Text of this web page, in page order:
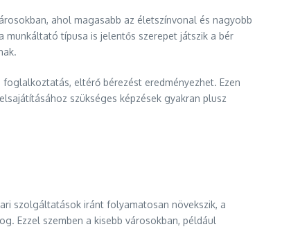
ahol magasabb az életszínvonal és nagyobb
munkáltató típusa is jelentős szerepet játszik a bér
eltérő bérezést eredményezhet. Ezen
szükséges képzések gyakran plusz
szolgáltatások iránt folyamatosan növekszik, a
Ezzel szemben a kisebb városokban, például